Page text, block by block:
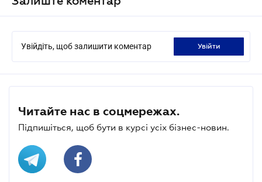
Увійдіть, щоб залишити коментар увійти
Читайте нас в соцмережах.
Підпишіться, щоб бути в курсі усіх бізнес-новин.